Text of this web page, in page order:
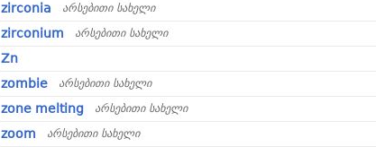
zirconia არსებითი სახელი
zirconium არსებითი სახელი
Zn
zombie
არსებითი სახელი
zone melting არსებითი სახელი
zoom არსებითი სახელი